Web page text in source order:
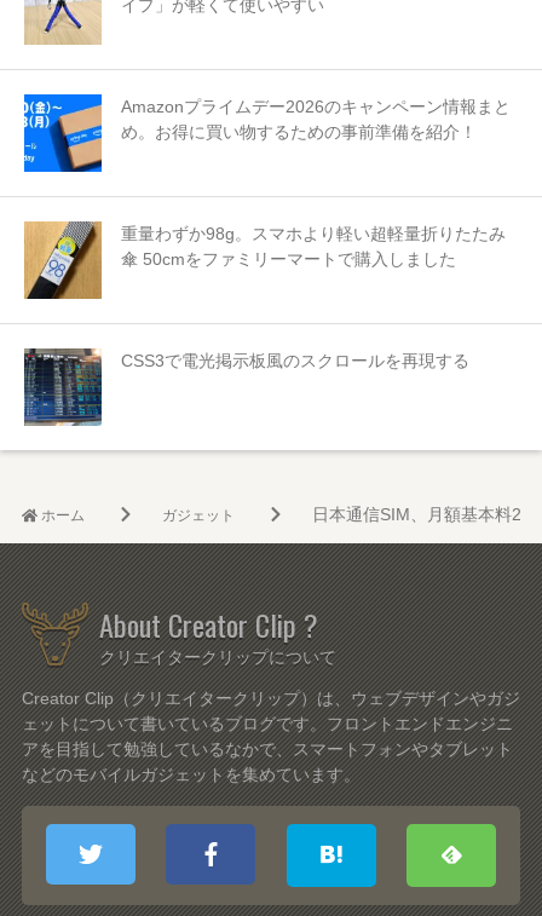
イプ」が軽くて使いやすい
Amazonプライムデー2026のキャンペーン情報まと
め。お得に買い物するための事前準備を紹介！
重量わずか98g。スマホより軽い超軽量折りたたみ
傘 50cmをファミリーマートで購入しました
CSS3で電光掲示板風のスクロールを再現する
ホーム ガジェット 日本通信SIM、月額基本料
About Creator Clip ?
クリエイタークリップについて
Creator Clip（クリエイタークリップ）は、ウェブデザインやガジ
ェットについて書いているブログです。フロントエンドエンジニ
アを目指して勉強しているなかで、スマートフォンやタブレット
などのモバイルガジェットを集めています。